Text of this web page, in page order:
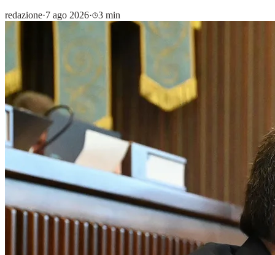
redazione·7 ago 2026· 3 min